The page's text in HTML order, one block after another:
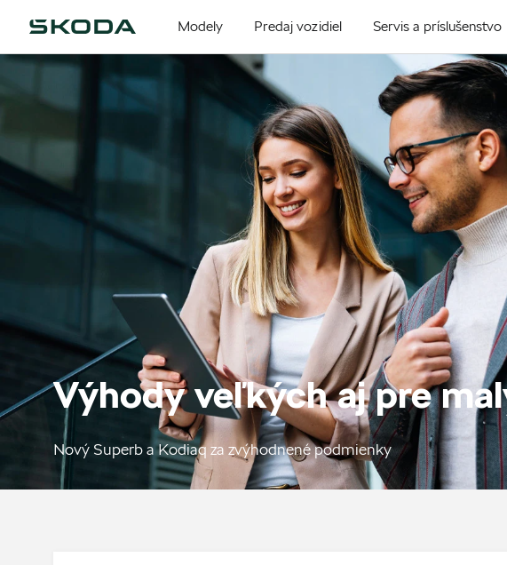
Modely Predaj vozidiel Servis a príslušenstvo
Výhody veľkých aj pre
Nový Superb a Kodiaq za zvýhodnené podmienky